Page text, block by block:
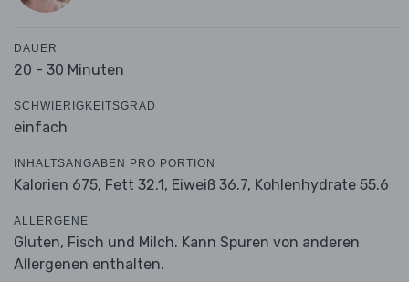
DAUER
20 - 30 Minuten
SCHWIERIGKEITSGRAD
einfach
INHALTSANGABEN PRO PORTION
Kalorien 675, Fett 32.1, Eiweiß 36.7, Kohlenhydrate 55.6
ALLERGENE
Gluten, Fisch und Milch. Kann Spuren von anderen
Allergenen enthalten.